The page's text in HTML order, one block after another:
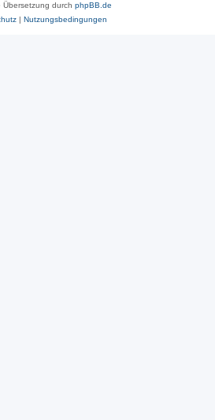
Übersetzung durch phpBB.de
| Nutzungsbedingungen